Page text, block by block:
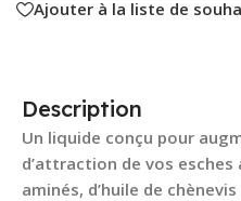
Ajouter à la liste de
Description
Un liquide conçu pour
d’attraction de vos esches
aminés, d’huile de